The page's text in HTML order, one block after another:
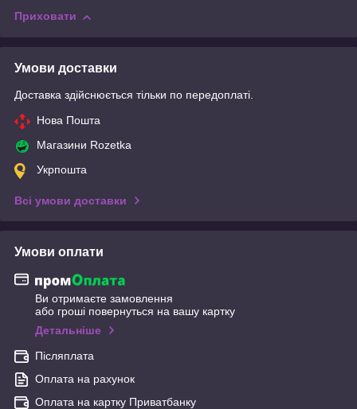
Приховати
Умови доставки
Доставка здійснюється тільки по передоплаті.
Нова Пошта
Магазини Rozetka
Укрпошта
Всі умови доставки
Умови оплати
Ви отримаєте замовлення
або гроші повернуться на вашу картку
Детальніше
Післяплата
Оплата на рахунок
Оплата на картку Приватбанку